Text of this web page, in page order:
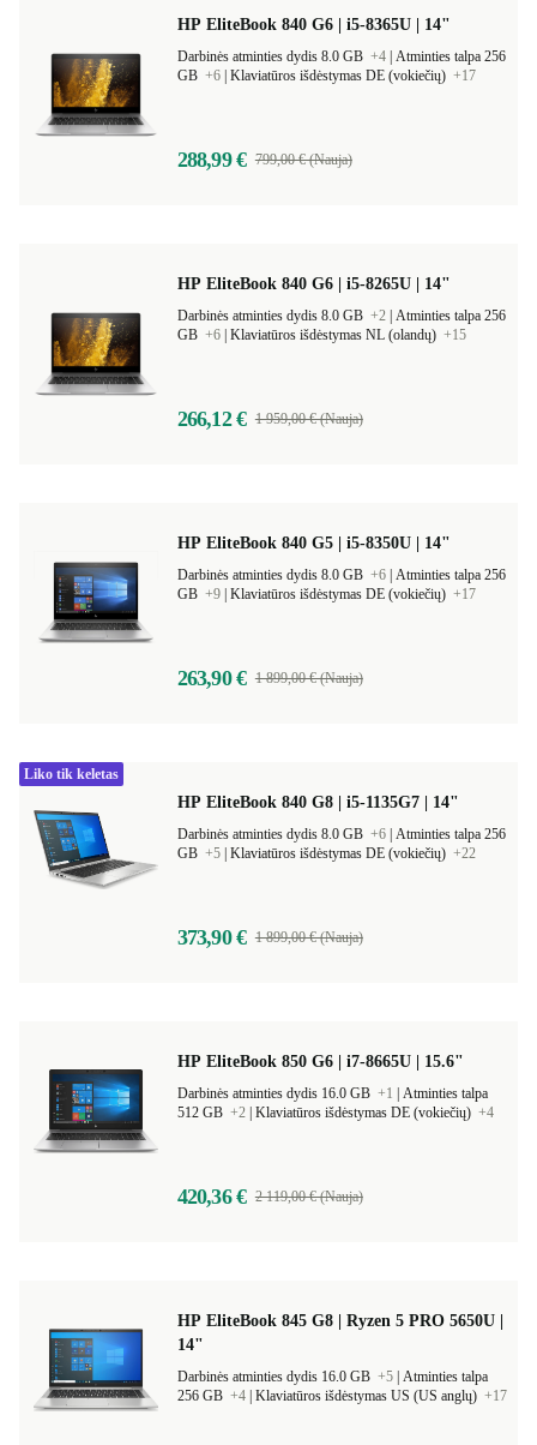
HP EliteBook 840 G6 | i5-8365U | 14"
Darbinės atminties dydis 8.0 GB +4 Atminties talpa 256
GB +6 Klaviatūros išdėstymas DE (vokiečių) +17
288,99 € 799,00 € (Nauja)
HP EliteBook 840 G6 | i5-8265U | 14"
Darbinės atminties dydis 8.0 GB +2 Atminties talpa 256
GB +6 Klaviatūros išdėstymas NL (olandų) +15
266,12 € 1 959,00 € (Nauja)
HP EliteBook 840 G5 | i5-8350U | 14"
Darbinės atminties dydis 8.0 GB +6 Atminties talpa 256
GB +9 Klaviatūros išdėstymas DE (vokiečių) +17
263,90 € 1 899,00 € (Nauja)
HP EliteBook 840 G8 | i5-1135G7 | 14"
Darbinės atminties dydis 8.0 GB +6 Atminties talpa 256
GB +5 Klaviatūros išdėstymas DE (vokiečių) +22
373,90 € 1 899,00 € (Nauja)
Liko tik keletas
HP EliteBook 850 G6 | i7-8665U | 15.6"
Darbinės atminties dydis 16.0 GB +1
Atminties talpa
512 GB +2 Klaviatūros išdėstymas DE (vokiečių) +4
420,36 € 2 119,00 € (Nauja)
HP EliteBook 845 G8 | Ryzen 5 PRO 5650U |
14"
Darbinės atminties dydis 16.0 GB +5 Atminties talpa
256 GB +4 Klaviatūros išdėstymas US (US anglų) +17